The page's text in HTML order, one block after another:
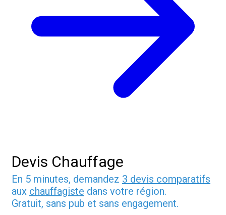
Devis Chauffage
En 5 minutes, demandez 3 devis comparatifs
aux chauffagiste dans votre région.
Gratuit, sans pub et sans engagement.